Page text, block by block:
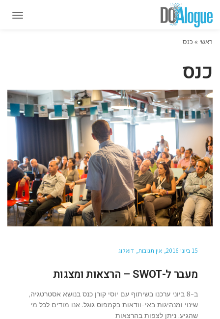
ראשי » כנס
כנס
15 ביוני 2016 אין תגובות דואלוג
מעבר ל-SWOT – הרצאות ומצגות
ב-8 ביוני ערכנו בשיתוף עם יוסי קורן כנס בנושא אסטרטגיה,
שינוי ומנהיגות באי-וודאות בקמפוס גוגל. אנו מודים לכל מי
שהגיע. ניתן לצפות בהרצאות